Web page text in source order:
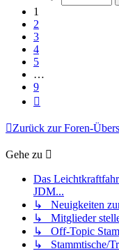
1
2
3
4
5
…
9
Zurück zur Foren-
Gehe zu
Das
JDM...
↳ Neuigkeiten
↳ Mitglieder
↳ Off-Topic
↳ Stammtische/